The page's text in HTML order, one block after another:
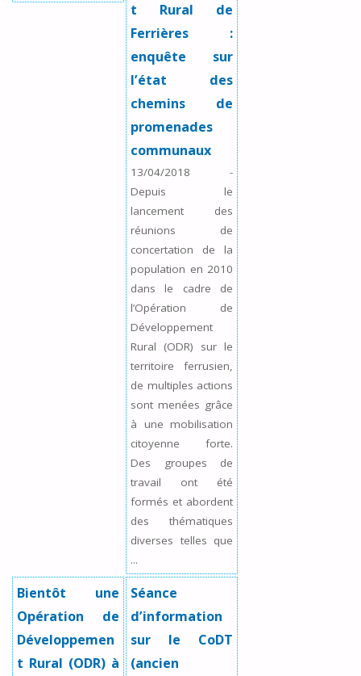
t Rural de
Ferrières :
enquête sur
l’état des
chemins de
promenades
communaux
13/04/2018
-
Depuis le
lancement des
réunions de
concertation de la
population en 2010
dans le cadre de
l’Opération de
Développement
Rural (ODR) sur le
territoire ferrusien,
de multiples actions
sont menées grâce
à une mobilisation
citoyenne forte.
Des groupes de
travail ont été
formés et abordent
des thématiques
diverses telles que
...
Bientôt une
Opération de
Développemen
t Rural (ODR) à
Séance
d’information
sur le CoDT
(ancien